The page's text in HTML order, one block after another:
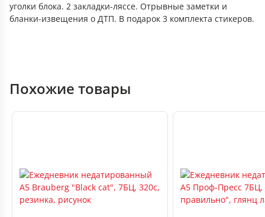
уголки блока. 2 закладки-ляссе. Отрывные заметки и
бланки-извещения о ДТП. В подарок 3 комплекта стикеров.
Похожие товары